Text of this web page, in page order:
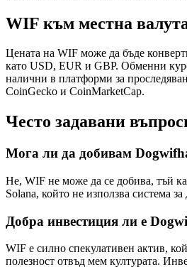
WIF към местна
Цената на WIF може да бъде
като USD, EUR и GBP. Обменни
налични в платформи за
CoinGecko и CoinMarketCap.
Често задавани
Мога ли да добивам
Не, WIF не може да се добива, тъй
Solana, който не използва система за
Добра инвестиция ли е
WIF е силно спекулативен актив,
полезност отвъд мем културата.